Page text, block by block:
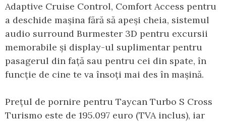
Adaptive Cruise Control, Comfort Access pentru
a deschide mașina fără să apeși cheia, sistemul
audio surround Burmester 3D pentru excursii
memorabile și display-ul suplimentar pentru
pasagerul din față sau pentru cei din spate, în
funcție de cine te va însoți mai des în mașină.
Prețul de pornire pentru Taycan Turbo S Cross
Turismo este de 195.097 euro (TVA inclus), iar